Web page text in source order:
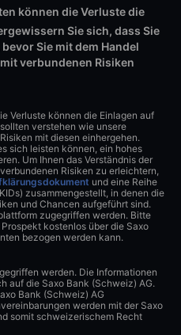
können die Verluste die
Sie sich, dass Sie
Sie mit dem Handel
verbundenen Risiken
Verluste können die Einlagen auf
verstehen wie unsere
mit diesen einhergehen.
sich leisten können, ein hohes
Um Ihnen das Verständnis der
Risiken zu erleichtern,
und eine Reihe
zusammengestellt, in denen die
und Chancen aufgeführt sind.
zugegriffen werden. Bitte
kostenlos über die Saxo
bezogen werden kann.
werden. Die Informationen
auf die Saxo Bank (Schweiz) AG.
Bank (Schweiz) AG
werden mit der Saxo
somit schweizerischem Recht